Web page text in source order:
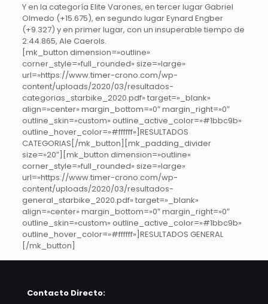
Y en la categoría Elite Varones, en tercer lugar Gabriel
Olmedo (+15.675), en segundo lugar Eynard Engber
(+9.327) y en primer lugar, con un insuperable tiempo de
2:44.865, Ale Caerols.
[mk_button dimension=»outline»
corner_style=»full_rounded» size=»large»
url=»https://www.timer-crono.com/wp-
content/uploads/2020/03/resultados-
categorias_starbike_2020.pdf» target=»_blank»
align=»center» margin_bottom=»0″ margin_right=»0″
outline_skin=»custom» outline_active_color=»#1bbc9b»
outline_hover_color=»#ffffff»]RESULTADOS
CATEGORIAS[/mk_button][mk_padding_divider
size=»20″][mk_button dimension=»outline»
corner_style=»full_rounded» size=»large»
url=»https://www.timer-crono.com/wp-
content/uploads/2020/03/resultados-
general_starbike_2020.pdf» target=»_blank»
align=»center» margin_bottom=»0″ margin_right=»0″
outline_skin=»custom» outline_active_color=»#1bbc9b»
outline_hover_color=»#ffffff»]RESULTADOS GENERAL
[/mk_button]
Contacto Directo: